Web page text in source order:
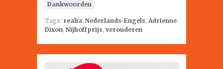
Dankwoorden
Tags: realia, Nederlands-Engels, Adrienne
Dixon, Nijhoffprijs, verouderen